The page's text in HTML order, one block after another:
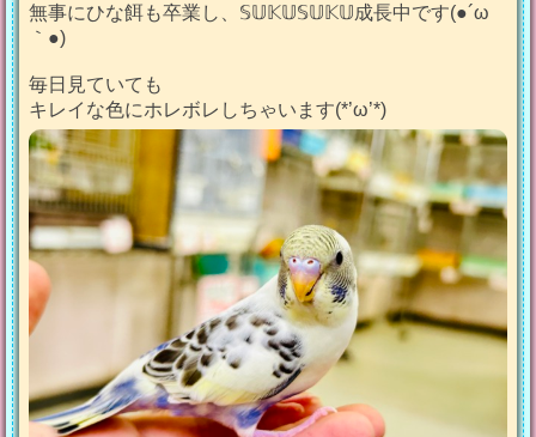
無事にひな餌も卒業し、𝕊𝕌𝕂𝕌𝕊𝕌𝕂𝕌成長中です(●´ω
｀●)
毎日見ていても
キレイな色にホレボレしちゃいます(*’ω’*)